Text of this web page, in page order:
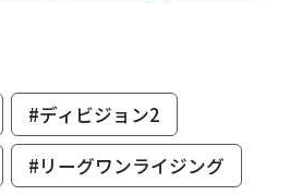
#ディビジョン2
#リーグワンライジング